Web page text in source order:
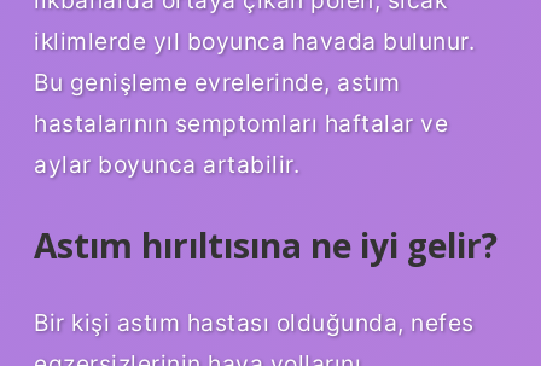
iklimlerde yıl boyunca havada bulunur.
Bu genişleme evrelerinde, astım
hastalarının semptomları haftalar ve
aylar boyunca artabilir.
Astım hırıltısına ne iyi gelir?
Bir kişi astım hastası olduğunda, nefes